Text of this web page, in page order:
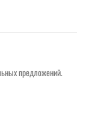
предложений.